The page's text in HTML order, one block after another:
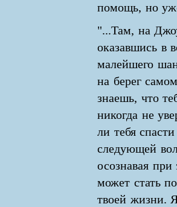
помощь, но
"...Там, на
оказавшись в
малейшего
на берег
знаешь, что
никогда не
ли тебя
следующей
осознавая
может стать
твоей жизни.